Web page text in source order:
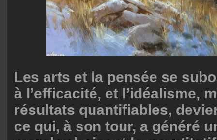
Les arts et la pensée se
à l’efficacité, et l’idéalisme,
résultats quantifiables,
ce qui, à son tour, a généré